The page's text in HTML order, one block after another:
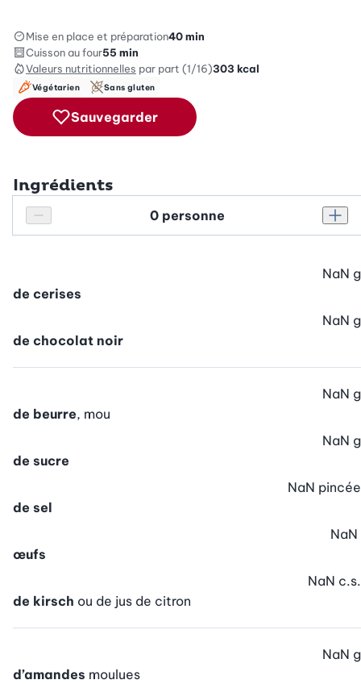
Mise en place et préparation40 min
Cuisson au four55 min
Valeurs nutritionnelles par part (1/16)303 kcal
Végétarien Sans gluten
Sauvegarder
Ingrédients
Réduire le nombre de personnes
Personnes
de cerises
NaN g
de chocolat noir
NaN g
de beurre, mou
NaN g
de sucre
NaN g
de sel
NaN pincée
œufs
NaN
de kirsch ou de jus de citron
NaN c.s.
d’amandes moulues
NaN g